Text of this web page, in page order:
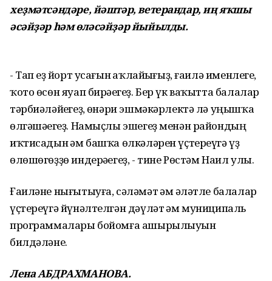
хеҙмәтсәндәре, йәштәр, ветерандар, иң яҡшы
әсәйҙәр һәм өләсәйҙәр йыйылды.
- Тап һеҙ йорт усағын һаҡлайһығыҙ, ғаилә именлеге,
ҡото өсөн яуап бирәһегеҙ. Бер үк ваҡытта балалар
тәрбиәләйһегеҙ, һөнәри эшмәкәрлектә лә уңышҡа
өлгәшәһегеҙ. Намыҫлы эшегеҙ менән райондың
иҡтисадын һәм башҡа өлкәләрен үҫтереүгә үҙ
өлөшөгөҙҙө индерәһегеҙ, - тине Рөстәм Наил улы.
Ғаиләне нығытыуға, сәләмәт һәм һәләтле балалар
үҫтереүгә йүнәлтелгән дәүләт һәм муниципаль
программалары бойомға ашырылыуын
билдәләне.
Лена АБДРАХМАНОВА.